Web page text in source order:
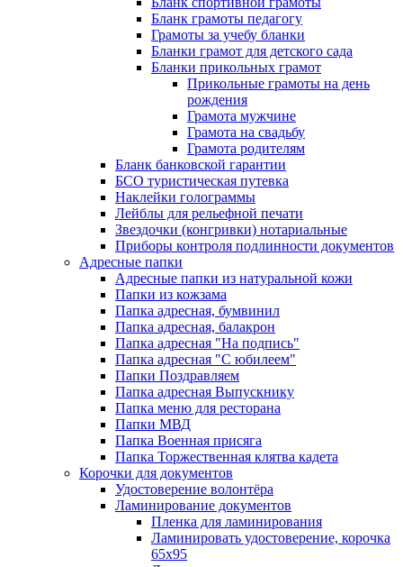
Бланк грамоты педагогу
Грамоты за учебу бланки
Бланки грамот для детского сада
Бланки прикольных грамот
Прикольные грамоты на день
рождения
Грамота мужчине
Грамота на свадьбу
Грамота родителям
Бланк банковской гарантии
БСО туристическая путевка
Наклейки голограммы
Лейблы для рельефной печати
Звездочки (конгривки) нотариальные
Приборы контроля подлинности документов
Адресные папки
Адресные папки из натуральной кожи
Папки из кожзама
Папка адресная, бумвинил
Папка адресная, балакрон
Папка адресная "На подпись"
Папка адресная "C юбилеем"
Папки Поздравляем
Папка адресная Выпускнику
Папка меню для ресторана
Папки МВД
Папка Военная присяга
Папка Торжественная клятва кадета
Корочки для документов
Удостоверение волонтёра
Ламинирование документов
Пленка для ламинирования
Ламинировать удостоверение, корочка
65х95